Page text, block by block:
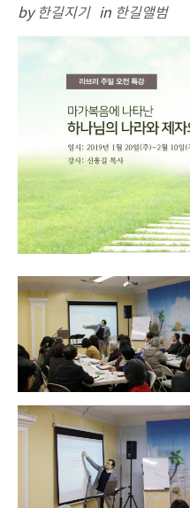
by 한길지기 in 한길앨범